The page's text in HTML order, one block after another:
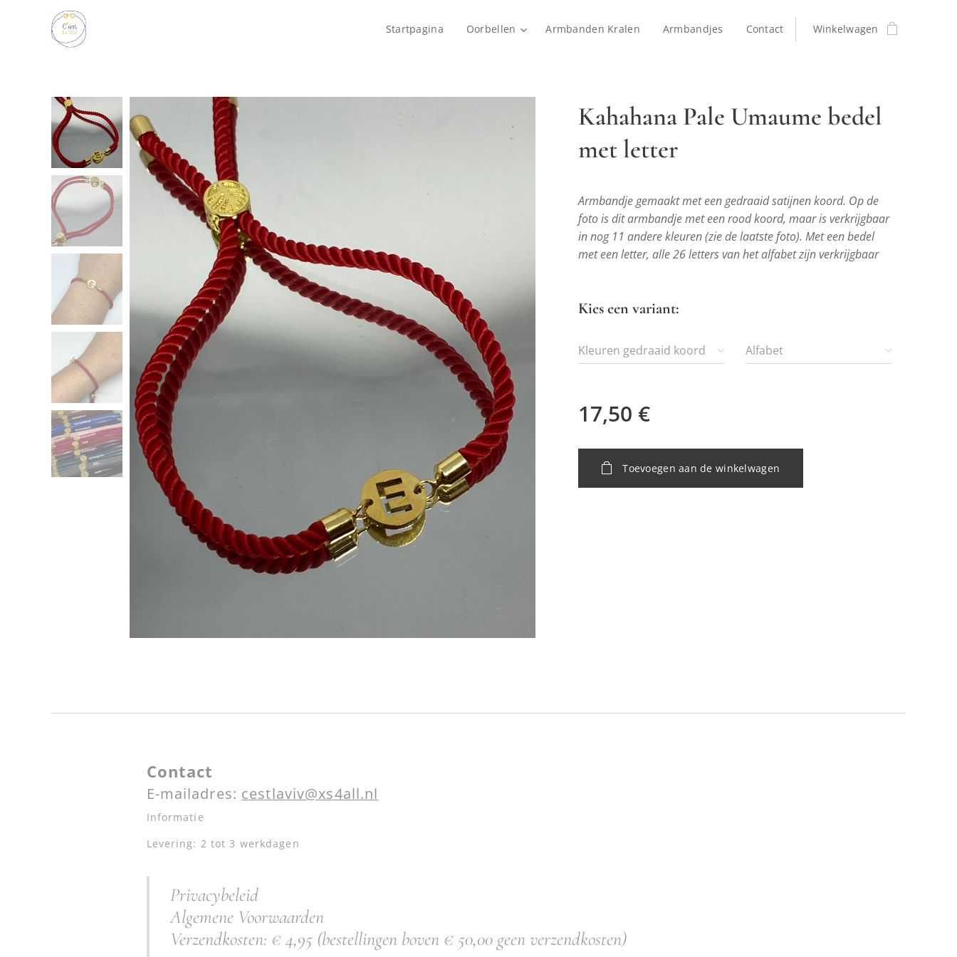
Startpagina Oorbellen Armbanden Kralen Armbandjes Contact Winkelwagen
Kahahana Pale Umaume bedel
met letter
Armbandje gemaakt met een gedraaid satijnen koord. Op de
foto is dit armbandje met een rood koord, maar is verkrijgbaar
in nog 11 andere kleuren (zie de laatste foto). Met een bedel
met een letter, alle 26 letters van het alfabet zijn verkrijgbaar
Kies een variant:
Kleuren gedraaid koord Alfabet
17,50 €
Toevoegen aan de winkelwagen
Contact
E-mailadres: cestlaviv@xs4all.nl
Informatie
Levering: 2 tot 3 werkdagen
Privacybeleid
Algemene Voorwaarden
Verzendkosten: € 4,95 (bestellingen boven € 50,00 geen verzendkosten)